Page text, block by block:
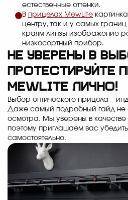
естественные оттенки.
В прицелах MewLite
центру, так и у самых
краям линзы изображение
низкосортный прибор.
Не уверены в
Протестируйте
MewLite лично!
Выбор оптического прицела –
Даже самый подробный гайд не
осмотра. Мы уверены в
поэтому приглашаем вас
самостоятельно.